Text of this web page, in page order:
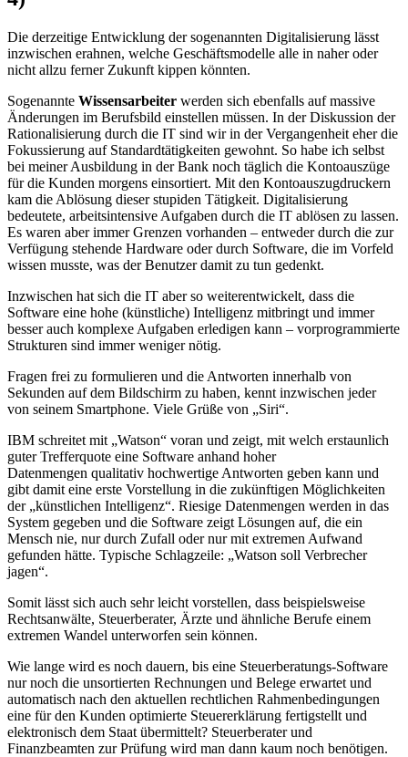
Die derzeitige Entwicklung der sogenannten Digitalisierung lässt
inzwischen erahnen, welche Geschäftsmodelle alle in naher oder
nicht allzu ferner Zukunft kippen könnten.
Sogenannte Wissensarbeiter werden sich ebenfalls auf massive
Änderungen im Berufsbild einstellen müssen. In der Diskussion der
Rationalisierung durch die IT sind wir in der Vergangenheit eher die
Fokussierung auf Standardtätigkeiten gewohnt. So habe ich selbst
bei meiner Ausbildung in der Bank noch täglich die Kontoauszüge
für die Kunden morgens einsortiert. Mit den Kontoauszugdruckern
kam die Ablösung dieser stupiden Tätigkeit. Digitalisierung
bedeutete, arbeitsintensive Aufgaben durch die IT ablösen zu lassen.
Es waren aber immer Grenzen vorhanden – entweder durch die zur
Verfügung stehende Hardware oder durch Software, die im Vorfeld
wissen musste, was der Benutzer damit zu tun gedenkt.
Inzwischen hat sich die IT aber so weiterentwickelt, dass die
Software eine hohe (künstliche) Intelligenz mitbringt und immer
besser auch komplexe Aufgaben erledigen kann – vorprogrammierte
Strukturen sind immer weniger nötig.
Fragen frei zu formulieren und die Antworten innerhalb von
Sekunden auf dem Bildschirm zu haben, kennt inzwischen jeder
von seinem Smartphone. Viele Grüße von „Siri“.
IBM schreitet mit „Watson“ voran und zeigt, mit welch erstaunlich
guter Trefferquote eine Software anhand hoher
Datenmengen qualitativ hochwertige Antworten geben kann und
gibt damit eine erste Vorstellung in die zukünftigen Möglichkeiten
der „künstlichen Intelligenz“. Riesige Datenmengen werden in das
System gegeben und die Software zeigt Lösungen auf, die ein
Mensch nie, nur durch Zufall oder nur mit extremen Aufwand
gefunden hätte. Typische Schlagzeile: „Watson soll Verbrecher
jagen“.
Somit lässt sich auch sehr leicht vorstellen, dass beispielsweise
Rechtsanwälte, Steuerberater, Ärzte und ähnliche Berufe einem
extremen Wandel unterworfen sein können.
Wie lange wird es noch dauern, bis eine Steuerberatungs-Software
nur noch die unsortierten Rechnungen und Belege erwartet und
automatisch nach den aktuellen rechtlichen Rahmenbedingungen
eine für den Kunden optimierte Steuererklärung fertigstellt und
elektronisch dem Staat übermittelt? Steuerberater und
Finanzbeamten zur Prüfung wird man dann kaum noch benötigen.